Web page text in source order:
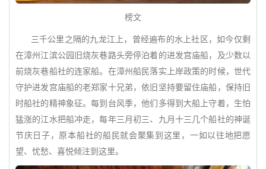
榜文
三千公里之隔的九龙江上，曾经遍布的水上社区，如今仅剩
在漳州江滨公园旧烧灰巷路头旁停泊着的进发宫庙船，及少数以
前烧灰巷船社的连家船。在漳州船民落实上岸政策的时候，世代
守护进发宫庙船的老郑家十兄弟，依旧坚持要留住庙船，保持旧
时船社的精神象征。每到台风季，他们多得到大船上守着，生怕
猛涨的江水把船冲走，每年三月初三、九月十三几个船社的神诞
节庆日子，原本船社的船民就会聚集到这里，一如以往地把愿
望、忧愁、喜悦倾注到这里。